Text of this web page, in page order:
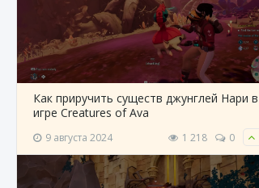
Как приручить существ джунглей Нари в
игре Creatures of Ava
9 августа 2024 1 218 0